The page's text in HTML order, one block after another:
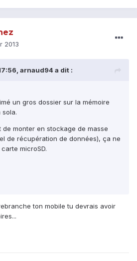
2013
arnaud94 a dit :
un gros dossier sur la mémoire
sola.
de monter en stockage de masse
de récupération de données), ça ne
microSD.
ton mobile tu devrais avoir